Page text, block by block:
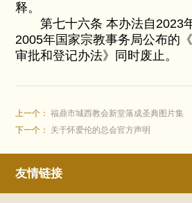
释。
第七十六条 本办法自2023年
2005年国家宗教事务局公布的
审批和登记办法》同时废止。
上一个：福鼎市城西教会新堂落成圣典图片集
下一个： 关于怀爱伦的总会官方声明
友情链接